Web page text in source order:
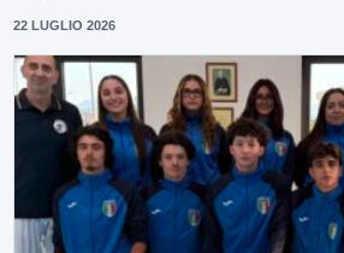
22 LUGLIO 2026